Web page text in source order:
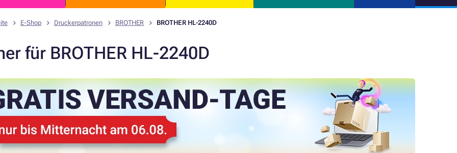
E-Shop Druckerpatronen BROTHER BROTHER HL-2240D
für BROTHER HL-2240D